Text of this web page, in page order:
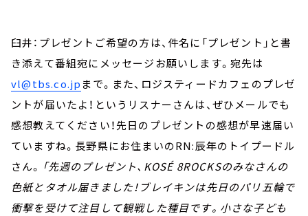
臼井：プレゼントご希望の方は、件名に「プレゼント」と書
き添えて番組宛にメッセージお願いします。宛先は
vl@tbs.co.jp まで。また、ロジスティードカフェのプレゼ
ントが届いたよ！というリスナーさんは、ぜひメールでも
感想教えてください！先日のプレゼントの感想が早速届い
ていますね。長野県にお住まいのRN:辰年のトイプードル
さん。 「先週のプレゼント、KOSÉ 8ROCKSのみなさんの
色紙とタオル届きました！ブレイキンは先日のパリ五輪で
衝撃を受けて注目して観戦した種目です。小さな子ども